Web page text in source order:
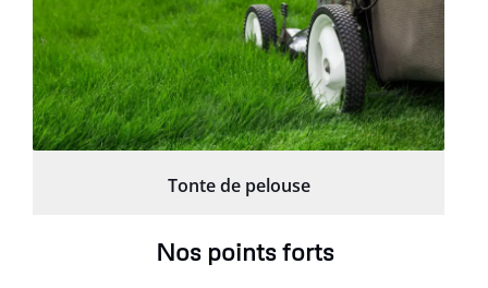
Tonte de pelouse
Nos points forts